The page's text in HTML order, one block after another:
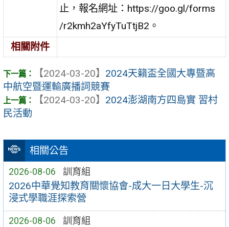
相關公告
2026-08-06 訓育組
2026中華覺知教育關懷協會-成大一日大學生-沉
浸式學職涯探索營
2026-08-06 訓育組
止，報名網址：https://goo.gl/forms
/r2kmh2aYfyTuTtjB2。
相關附件
【2024-03-20】 2024天籟盃全國大專暨高
中航空暨運輸廣播詞競賽
【2024-03-20】 2024澎湖南方四島實 習村
民活動